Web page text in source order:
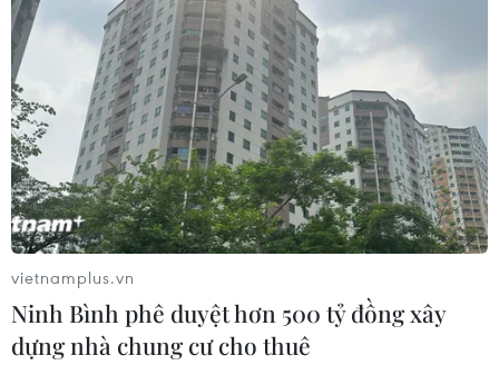
vietnamplus.vn
Ninh Bình phê duyệt hơn 500 tỷ đồng xây
dựng nhà chung cư cho thuê